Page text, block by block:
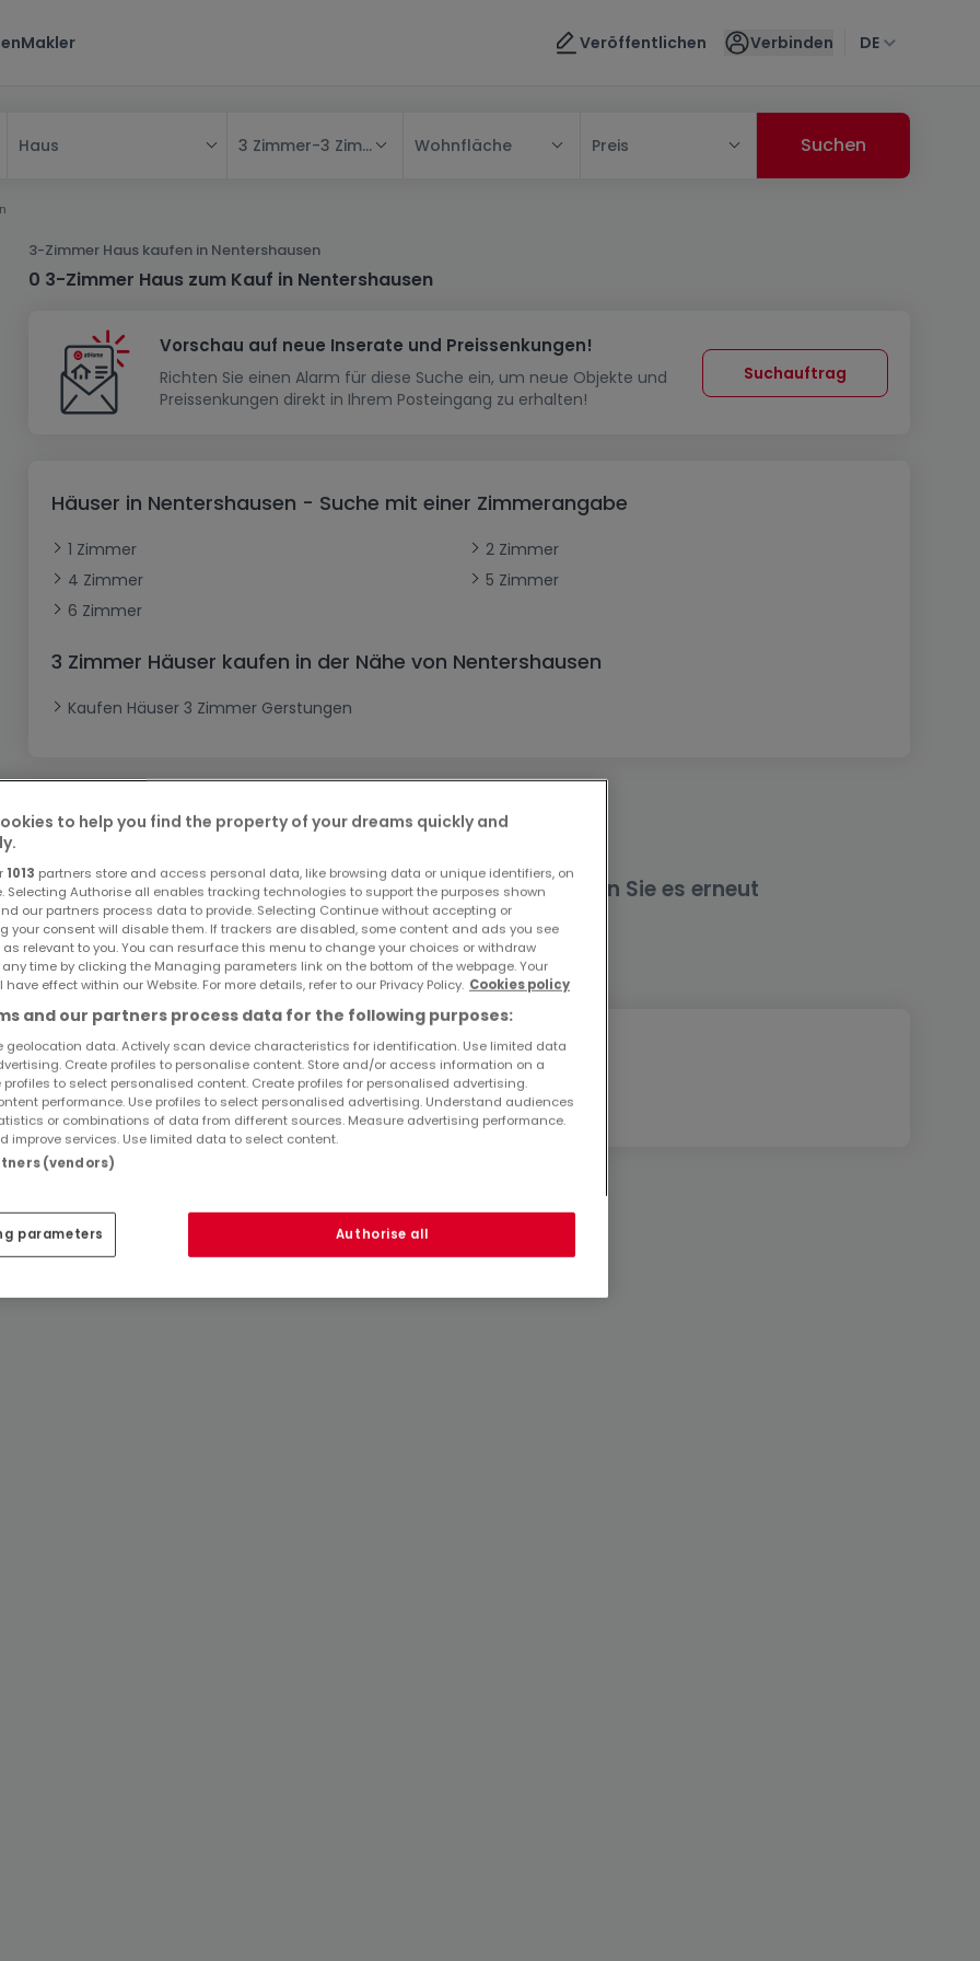
Makler Veröffentlichen Verbinden DE
Haus
Haus
Reihenhaus
Doppelhaushälfte
Schloss
Hof
Bauernhaus
Landhaus
Bungalow
Wohnung
Schlafzimmer
1-Zimmer-Apartment
Dreigeschossige Wohnung
Loft
Dachgeschoss
Erdgeschoss
Wohnanlage
Wohnsiedlung
Haus bauen
Musterhaus
Renditeobjekt
Kein Bauland
Gewerbliches Grundstück
Garage - Parkplatz
Carport
Garage
Büro
Büro
Gewerbe
Ladenfläche
Geschäft
Restaurant
3 Zimmer- 3 Zimmer Wohnfläche Preis
3-Zimmer Haus kaufen in Nentershausen
0 3-Zimmer Haus zum Kauf in Nentershausen
Vorschau auf neue Inserate und Preissenkungen!
Richten Sie einen Alarm für diese Suche ein, um neue Objekte und
Preissenkungen direkt in Ihrem Posteingang zu erhalten!
Suchauftrag
Häuser in Nentershausen - Suche mit einer Zimmerangabe
1 Zimmer
2 Zimmer
4 Zimmer
5 Zimmer
6 Zimmer
3 Zimmer Häuser kaufen in der Nähe von Nentershausen
Kaufen Häuser 3 Zimmer Gerstungen
Bitte ändern Sie Ihre Suche und versuchen Sie es erneut
Top Suchaufträge
Immobilienanbieter in Nentershausen
to help you find the property of your dreams quickly and
1013 partners store and access personal data, like browsing data or unique identifiers, on
Selecting Authorise all enables tracking technologies to support the purposes shown
our partners process data to provide. Selecting Continue without accepting or
your consent will disable them. If trackers are disabled, some content and ads you see
as relevant to you. You can resurface this menu to change your choices or withdraw
time by clicking the Managing parameters link on the bottom of the webpage. Your
have effect within our Website. For more details, refer to our Privacy Policy. Cookies policy
and our partners process data for the following purposes:
geolocation data. Actively scan device characteristics for identification. Use limited data
Create profiles to personalise content. Store and/or access information on a
profiles to select personalised content. Create profiles for personalised advertising.
performance. Use profiles to select personalised advertising. Understand audiences
or combinations of data from different sources. Measure advertising performance.
improve services. Use limited data to select content.
(vendors)
parameters Authorise all